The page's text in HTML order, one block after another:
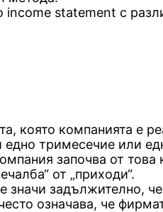
statement с
която компанията е
тримесечие или
започва от
от „приходи“.
значи задължително,
означава, че